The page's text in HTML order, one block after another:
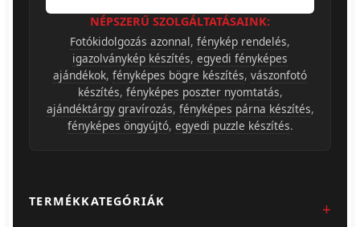
NÉPSZERŰ SZOLGÁLTATÁSAINK:
Fotókidolgozás azonnal, fénykép rendelés,
igazolványkép készítés, egyedi fényképes
ajándékok, fényképes bögre készítés, vászonfotó
készítés, fényképes poszter nyomtatás,
ajándéktárgy gravírozás, fényképes párna készítés,
fényképes öngyújtó, egyedi puzzle készítés.
TERMÉKKATEGÓRIÁK